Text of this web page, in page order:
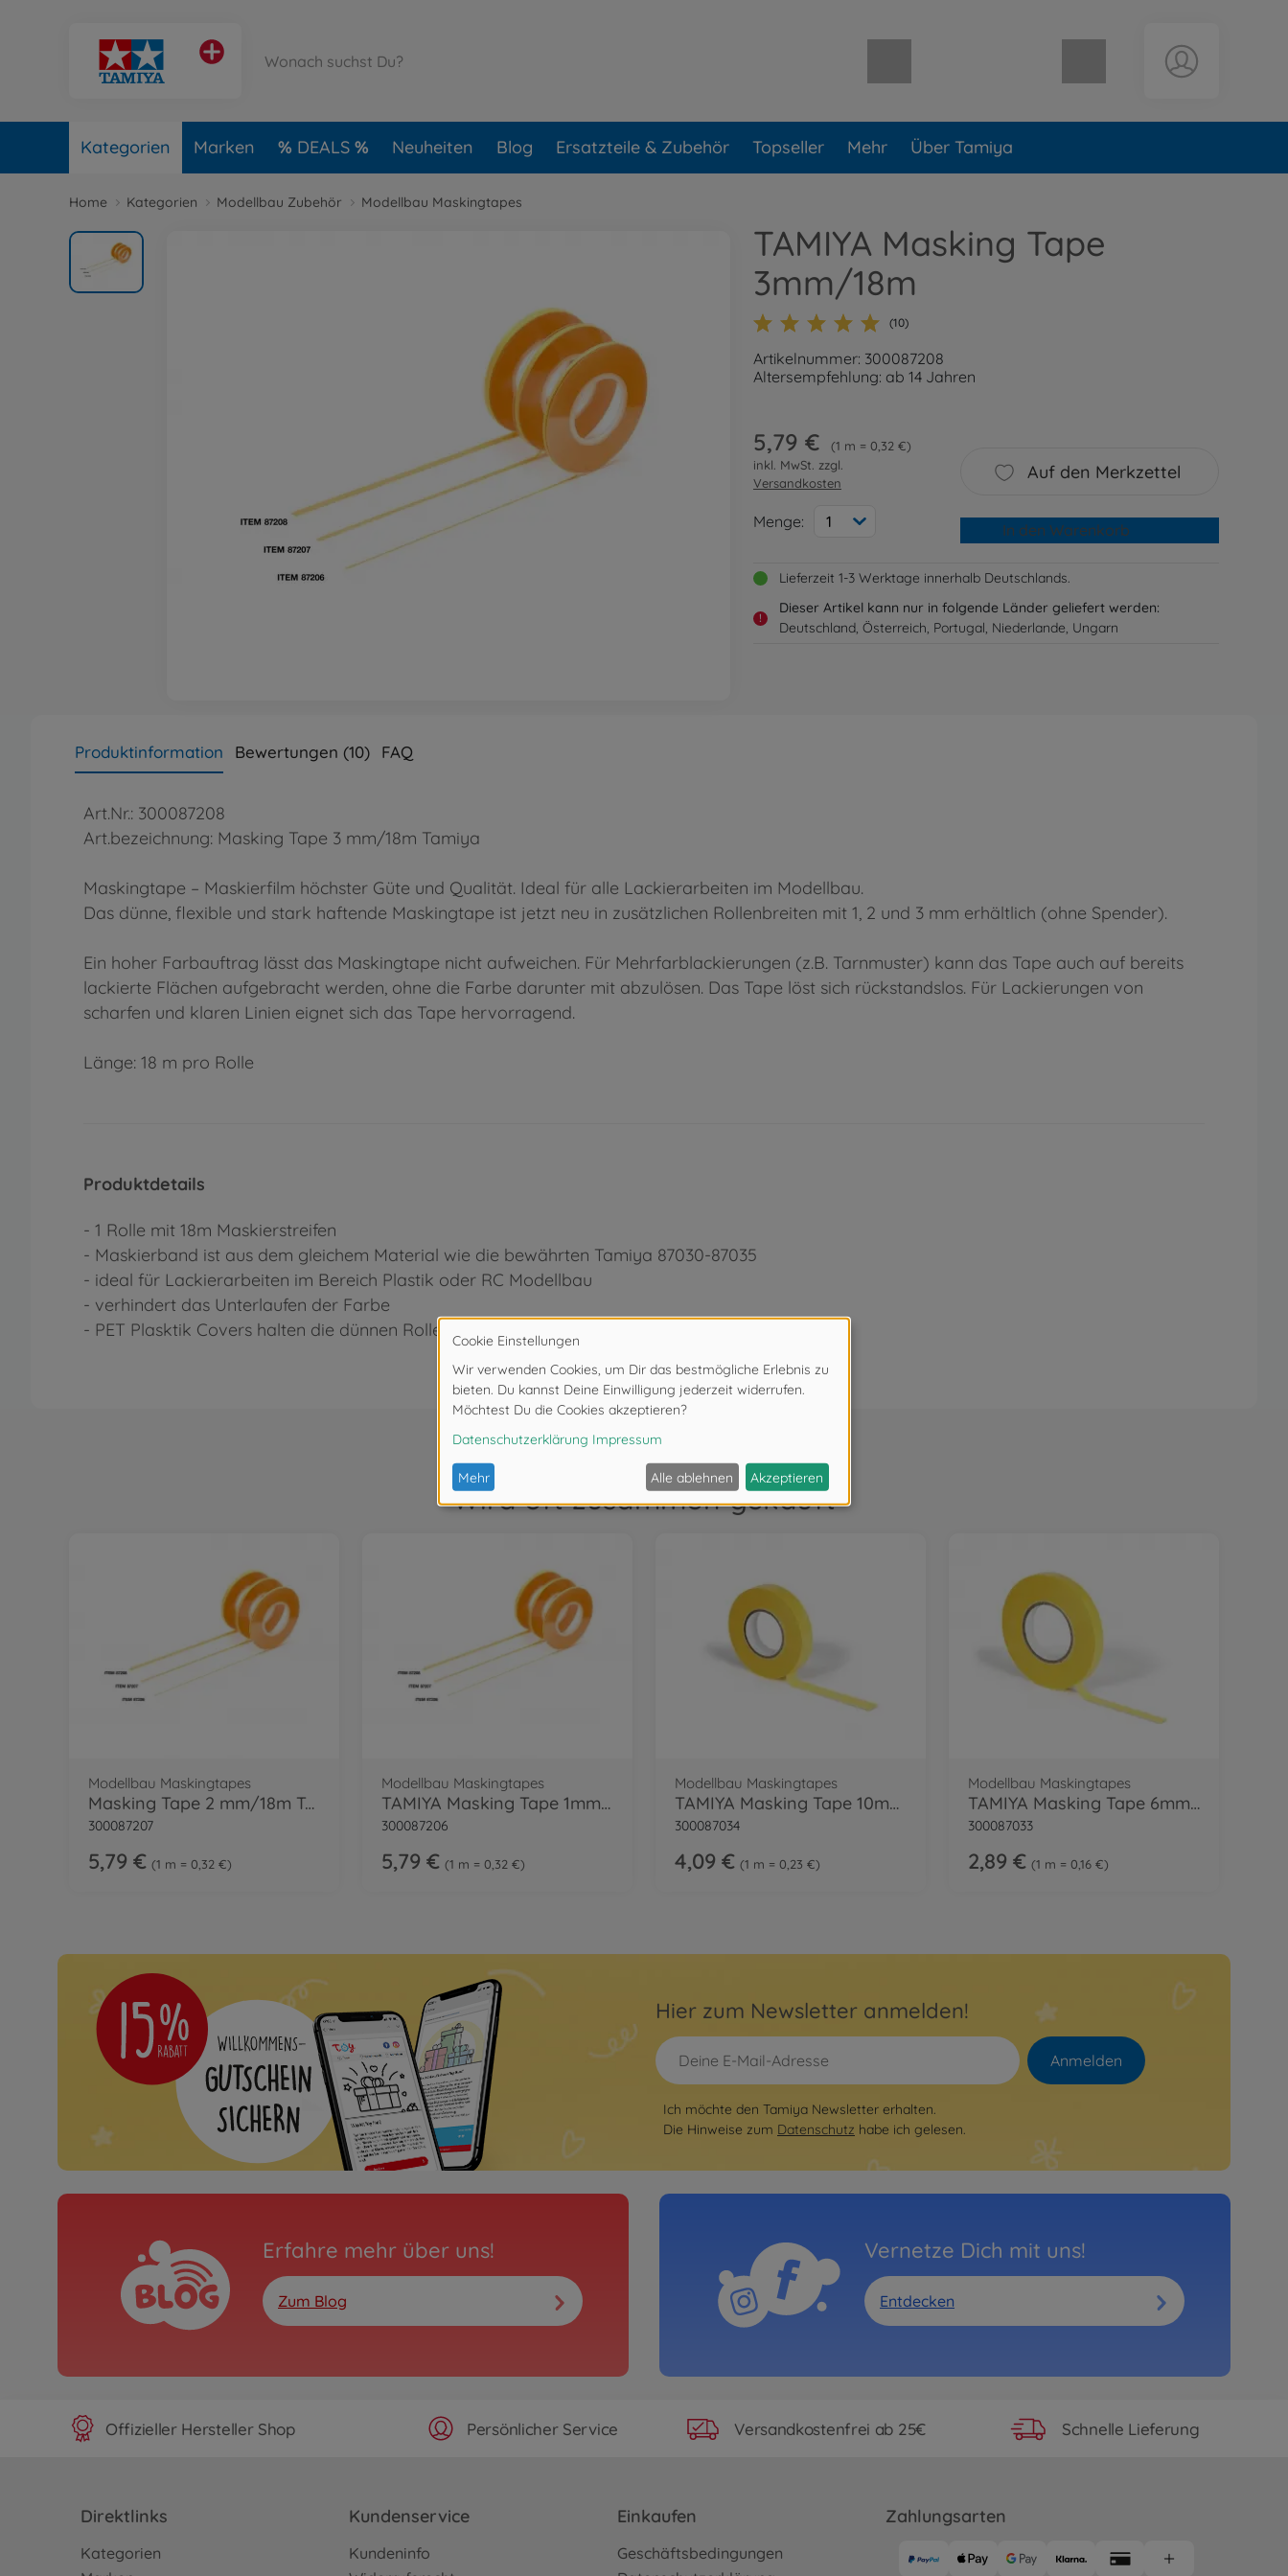
Warenkorb leer
Kategorien Marken DEALS Neuheiten Blog Ersatzteile & Zubehör Topseller Mehr Über Tamiya
Home Kategorien Modellbau Zubehör Modellbau Maskingtapes
TAMIYA Masking Tape
3mm/18m
(10)
Artikelnummer: 300087208
Altersempfehlung: ab 14 Jahren
5,79 €
1 m = 0,32 €
inkl. MwSt. zzgl.
Versandkosten
Menge: 1
Auf den Merkzettel
In den Warenkorb
Lieferzeit 1-3 Werktage innerhalb Deutschlands.
!
Dieser Artikel kann nur in folgende Länder geliefert werden:
Deutschland, Österreich, Portugal, Niederlande, Ungarn
Produktinformation Bewertungen (10) FAQ
Art.Nr.: 300087208
Art.bezeichnung: Masking Tape 3 mm/18m Tamiya
Maskingtape – Maskierfilm höchster Güte und Qualität. Ideal für alle Lackierarbeiten im Modellbau.
Das dünne, flexible und stark haftende Maskingtape ist jetzt neu in zusätzlichen Rollenbreiten mit 1, 2 und 3 mm erhältlich (ohne Spender).
Ein hoher Farbauftrag lässt das Maskingtape nicht aufweichen. Für Mehrfarblackierungen (z.B. Tarnmuster) kann das Tape auch auf bereits
lackierte Flächen aufgebracht werden, ohne die Farbe darunter mit abzulösen. Das Tape löst sich rückstandslos. Für Lackierungen von
scharfen und klaren Linien eignet sich das Tape hervorragend.
Länge: 18 m pro Rolle
Produktdetails
- 1 Rolle mit 18m Maskierstreifen
- Maskierband ist aus dem gleichem Material wie die bewährten Tamiya 87030-87035
- ideal für Lackierarbeiten im Bereich Plastik oder RC Modellbau
- verhindert das Unterlaufen der Farbe
- PET Plasktik Covers halten die dünnen Rollen in Form und schützen vor Verschmutzung
Wird oft zusammen gekauft
Modellbau Maskingtapes
Masking Tape 2 mm/18m Tamiya
300087207
5,79 € 1 m = 0,32 €
Modellbau Maskingtapes
TAMIYA Masking Tape 1mm/18m
300087206
5,79 € 1 m = 0,32 €
Modellbau Maskingtapes
TAMIYA Masking Tape 10mm/18m
300087034
4,09 € 1 m = 0,23 €
Modellbau Maskingtapes
TAMIYA Masking Tape 6mm/18m m.Abroller
300087033
2,89 € 1 m = 0,16 €
Hier zum Newsletter anmelden!
Anmelden
Ich möchte den Tamiya Newsletter erhalten.
Die Hinweise zum Datenschutz habe ich gelesen.
Erfahre mehr über uns!
Zum Blog
Vernetze Dich mit uns!
Entdecken
Offizieller Hersteller Shop Persönlicher Service Versandkostenfrei ab 25€ Schnelle Lieferung
Direktlinks
Kategorien
Kundenservice
Kundeninfo
Einkaufen
Geschäftsbedingungen
Zahlungsarten